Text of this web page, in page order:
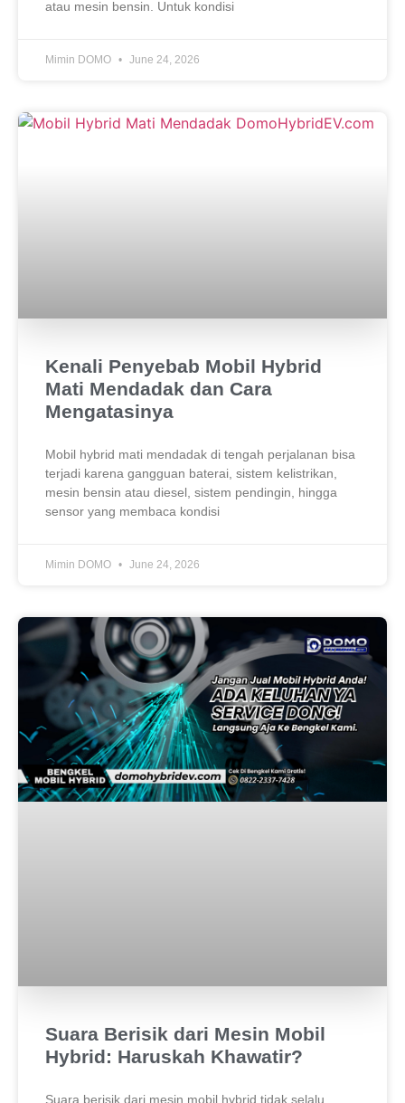
atau mesin bensin. Untuk kondisi
Mimin DOMO June 24, 2026
Kenali Penyebab Mobil Hybrid
Mati Mendadak dan Cara
Mengatasinya
Mobil hybrid mati mendadak di tengah perjalanan bisa
terjadi karena gangguan baterai, sistem kelistrikan,
mesin bensin atau diesel, sistem pendingin, hingga
sensor yang membaca kondisi
Mimin DOMO June 24, 2026
Suara Berisik dari Mesin Mobil
Hybrid: Haruskah Khawatir?
Suara berisik dari mesin mobil hybrid tidak selalu